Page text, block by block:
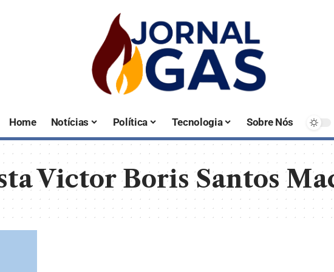
Home Notícias Política Tecnologia Sobre Nós
Victor Boris Santos